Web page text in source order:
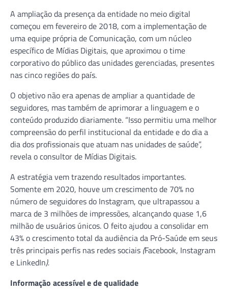
A ampliação da presença da entidade no meio digital
começou em fevereiro de 2018, com a implementação de
uma equipe própria de Comunicação, com um núcleo
específico de Mídias Digitais, que aproximou o time
corporativo do público das unidades gerenciadas, presentes
nas cinco regiões do país.
O objetivo não era apenas de ampliar a quantidade de
seguidores, mas também de aprimorar a linguagem e o
conteúdo produzido diariamente. “Isso permitiu uma melhor
compreensão do perfil institucional da entidade e do dia a
dia dos profissionais que atuam nas unidades de saúde”,
revela o consultor de Mídias Digitais.
A estratégia vem trazendo resultados importantes.
Somente em 2020, houve um crescimento de 70% no
número de seguidores do Instagram, que ultrapassou a
marca de 3 milhões de impressões, alcançando quase 1,6
milhão de usuários únicos. O feito ajudou a consolidar em
43% o crescimento total da audiência da Pró-Saúde em seus
três principais perfis nas redes sociais (Facebook, Instagram
e LinkedIn).
Informação acessível e de qualidade